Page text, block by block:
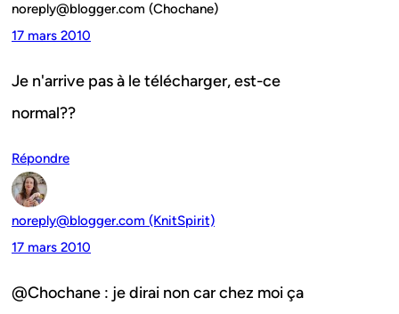
noreply@blogger.com (Chochane)
17 mars 2010
Je n'arrive pas à le télécharger, est-ce
normal??
Répondre
noreply@blogger.com (KnitSpirit)
17 mars 2010
@Chochane : je dirai non car chez moi ça